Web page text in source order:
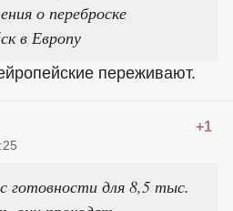
о переброске
в Европу
переживают.
+1
готовности для 8,5 тыс.